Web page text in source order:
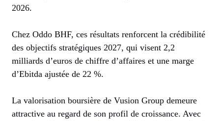
2026.
Chez Oddo BHF, ces résultats renforcent la crédibilité
des objectifs stratégiques 2027, qui visent 2,2
milliards d’euros de chiffre d’affaires et une marge
d’Ebitda ajustée de 22 %.
La valorisation boursière de Vusion Group demeure
attractive au regard de son profil de croissance. Avec